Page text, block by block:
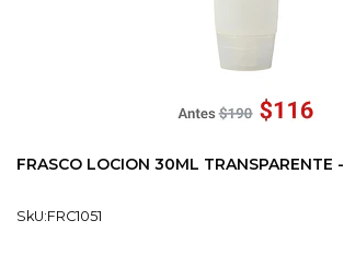
FRASCO LOCION 30ML TRANSPARENTE -
SkU:FRC1051